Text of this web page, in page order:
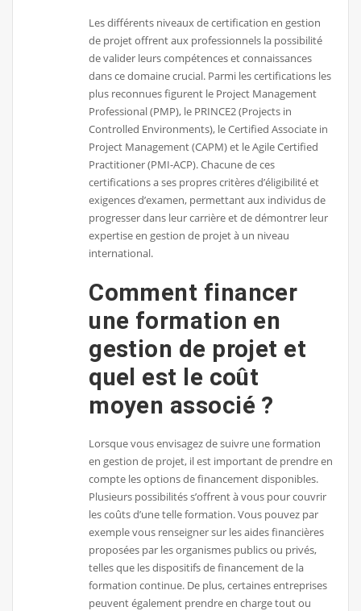
Les différents niveaux de certification en gestion
de projet offrent aux professionnels la possibilité
de valider leurs compétences et connaissances
dans ce domaine crucial. Parmi les certifications les
plus reconnues figurent le Project Management
Professional (PMP), le PRINCE2 (Projects in
Controlled Environments), le Certified Associate in
Project Management (CAPM) et le Agile Certified
Practitioner (PMI-ACP). Chacune de ces
certifications a ses propres critères d’éligibilité et
exigences d’examen, permettant aux individus de
progresser dans leur carrière et de démontrer leur
expertise en gestion de projet à un niveau
international.
Comment financer
une formation en
gestion de projet et
quel est le coût
moyen associé ?
Lorsque vous envisagez de suivre une formation
en gestion de projet, il est important de prendre en
compte les options de financement disponibles.
Plusieurs possibilités s’offrent à vous pour couvrir
les coûts d’une telle formation. Vous pouvez par
exemple vous renseigner sur les aides financières
proposées par les organismes publics ou privés,
telles que les dispositifs de financement de la
formation continue. De plus, certaines entreprises
peuvent également prendre en charge tout ou